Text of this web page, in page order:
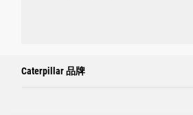
Caterpillar 品牌